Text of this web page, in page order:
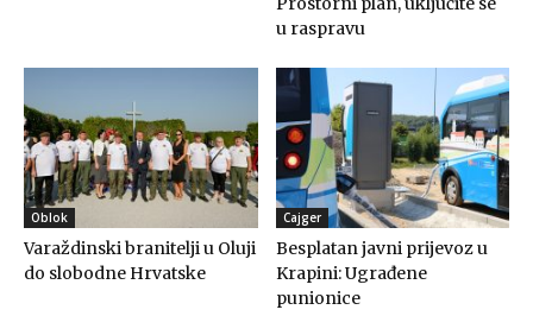
u raspravu
Oblok
Varaždinski branitelji u Oluji
do slobodne Hrvatske
Cajger
Besplatan javni prijevoz u
Krapini: Ugrađene
punionice